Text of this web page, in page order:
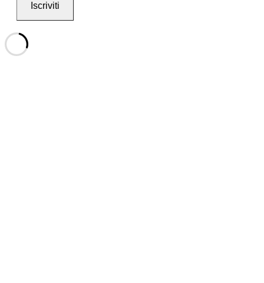
Iscriviti